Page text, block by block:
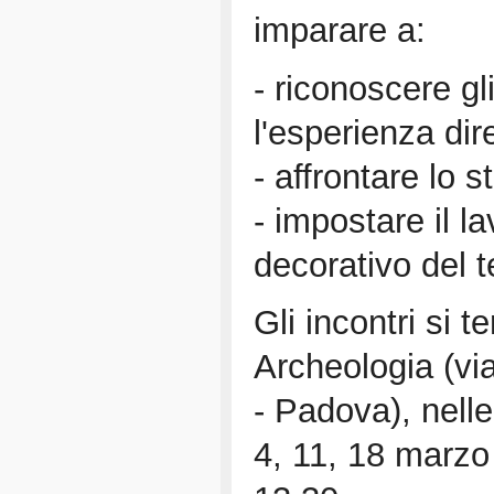
imparare a:
- riconoscere
l'esperienza
- affrontare lo
- impostare il
decorativo del
Gli incontri si
Archeologia
- Padova),
4, 11, 18